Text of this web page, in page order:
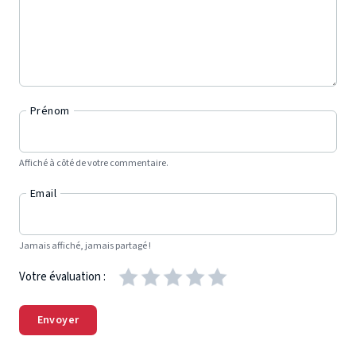
Prénom
Affiché à côté de votre commentaire.
Email
Jamais affiché, jamais partagé !
Votre évaluation :
Envoyer